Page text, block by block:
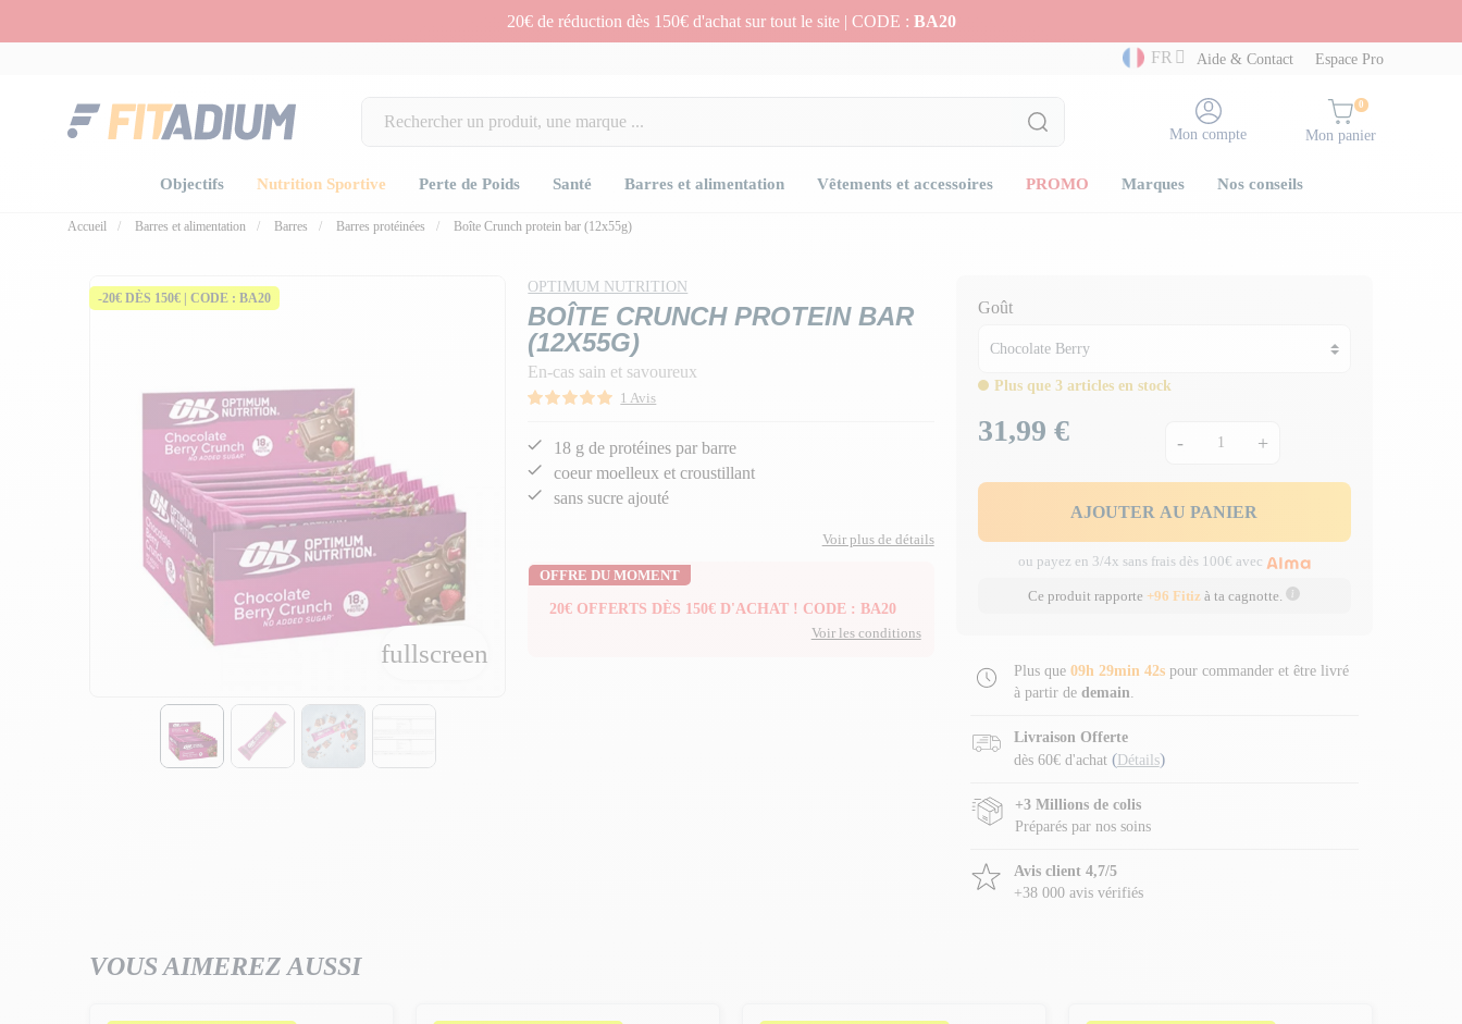
20€ de réduction dès 150€ d'achat sur tout le site | CODE : BA20
FR
Aide & Contact Espace Pro
Mon compte
0
Mon panier
Objectifs Nutrition Sportive Perte de Poids Santé Barres et alimentation Vêtements et accessoires PROMO Marques Nos conseils
Accueil Barres et alimentation Barres Barres protéinées Boîte Crunch protein bar (12x55g)
-20€ DÈS 150€ | CODE : BA20
fullscreen
fullscreen
OPTIMUM NUTRITION
BOÎTE CRUNCH PROTEIN BAR
(12X55G)
En-cas sain et savoureux
1 Avis
18 g de protéines par barre
coeur moelleux et croustillant
sans sucre ajouté
Voir plus de détails
OFFRE DU MOMENT
20€ OFFERTS DÈS 150€ D'ACHAT ! CODE : BA20
Voir les conditions
Goût
Plus que 3 articles en stock
Prix
31,99 € - +
AJOUTER AU PANIER
ou payez en 3/4x sans frais dès 100€ avec
Ce produit rapporte +96 Fitiz à ta cagnotte.
Plus que 09h 29min 41spour commander et être livré
à partir de demain.
Livraison Offerte
dès 60€ d'achat ( Détails)
+3 Millions de colis
Préparés par nos soins
Avis client 4,7/5
+38 000 avis vérifiés
VOUS AIMEREZ AUSSI